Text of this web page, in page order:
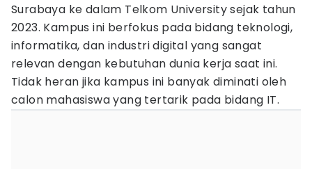
Surabaya ke dalam Telkom University sejak tahun
2023. Kampus ini berfokus pada bidang teknologi,
informatika, dan industri digital yang sangat
relevan dengan kebutuhan dunia kerja saat ini.
Tidak heran jika kampus ini banyak diminati oleh
calon mahasiswa yang tertarik pada bidang IT.